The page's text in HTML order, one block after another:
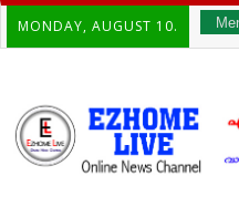
MONDAY, AUGUST 10.